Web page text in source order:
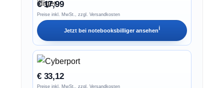
€ 17,99
Preise inkl. MwSt., zzgl. Versandkosten
Jetzt bei notebooksbilligeransehenℹ︎
€ 33,12
Preise inkl. MwSt., zzgl. Versandkosten